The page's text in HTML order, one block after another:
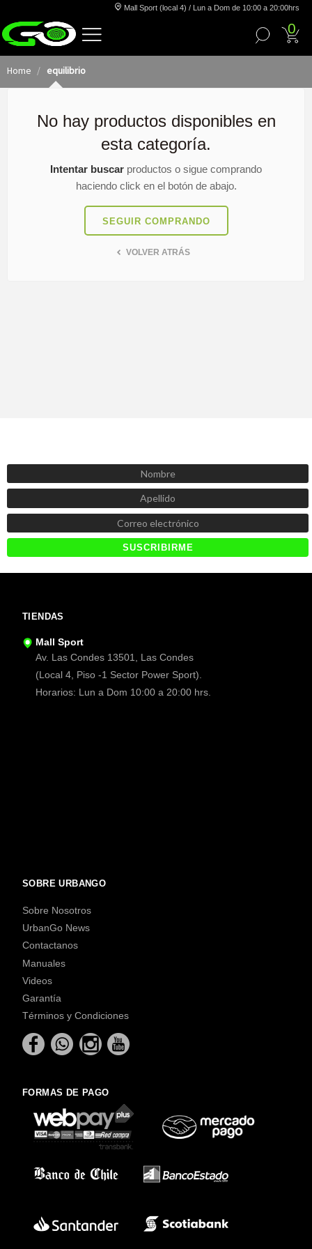
Mall Sport (local 4) / Lun a Dom de 10:00 a 20:00hrs
0
Home equilibrio
No hay productos disponibles en
esta categoría.
Intentar buscar productos o sigue comprando
haciendo click en el botón de abajo.
SEGUIR COMPRANDO
VOLVER ATRÁS
TIENDAS
Mall Sport
Av. Las Condes 13501, Las Condes
(Local 4, Piso -1 Sector Power Sport).
Horarios: Lun a Dom 10:00 a 20:00 hrs.
SOBRE URBANGO
Sobre Nosotros
UrbanGo News
Contactanos
Manuales
Videos
Garantía
Términos y Condiciones
FORMAS DE PAGO